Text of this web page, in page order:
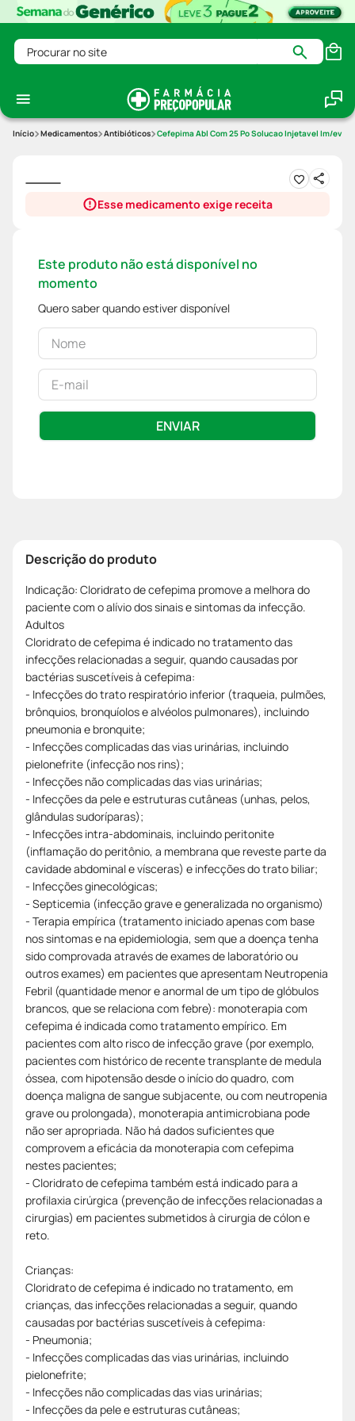
Procurar no site
Medicamentos Antibióticos Cefepima Abl Com 25 Po Solucao Injetavel Im/ev 1g
Esse medicamento exige receita
Este produto não está disponível no
momento
Quero saber quando estiver disponível
ENVIAR
Descrição do produto
Indicação: Cloridrato de cefepima promove a melhora do
paciente com o alívio dos sinais e sintomas da infecção.
Adultos
Cloridrato de cefepima é indicado no tratamento das
infecções relacionadas a seguir, quando causadas por
bactérias suscetíveis à cefepima:
- Infecções do trato respiratório inferior (traqueia, pulmões,
brônquios, bronquíolos e alvéolos pulmonares), incluindo
pneumonia e bronquite;
- Infecções complicadas das vias urinárias, incluindo
pielonefrite (infecção nos rins);
- Infecções não complicadas das vias urinárias;
- Infecções da pele e estruturas cutâneas (unhas, pelos,
glândulas sudoríparas);
- Infecções intra-abdominais, incluindo peritonite
(inflamação do peritônio, a membrana que reveste parte da
cavidade abdominal e vísceras) e infecções do trato biliar;
- Infecções ginecológicas;
- Septicemia (infecção grave e generalizada no organismo)
- Terapia empírica (tratamento iniciado apenas com base
nos sintomas e na epidemiologia, sem que a doença tenha
sido comprovada através de exames de laboratório ou
outros exames) em pacientes que apresentam Neutropenia
Febril (quantidade menor e anormal de um tipo de glóbulos
brancos, que se relaciona com febre): monoterapia com
cefepima é indicada como tratamento empírico. Em
pacientes com alto risco de infecção grave (por exemplo,
pacientes com histórico de recente transplante de medula
óssea, com hipotensão desde o início do quadro, com
doença maligna de sangue subjacente, ou com neutropenia
grave ou prolongada), monoterapia antimicrobiana pode
não ser apropriada. Não há dados suficientes que
comprovem a eficácia da monoterapia com cefepima
nestes pacientes;
- Cloridrato de cefepima também está indicado para a
profilaxia cirúrgica (prevenção de infecções relacionadas a
cirurgias) em pacientes submetidos à cirurgia de cólon e
reto.
Crianças:
Cloridrato de cefepima é indicado no tratamento, em
crianças, das infecções relacionadas a seguir, quando
causadas por bactérias suscetíveis à cefepima:
- Pneumonia;
- Infecções complicadas das vias urinárias, incluindo
pielonefrite;
- Infecções não complicadas das vias urinárias;
- Infecções da pele e estruturas cutâneas;